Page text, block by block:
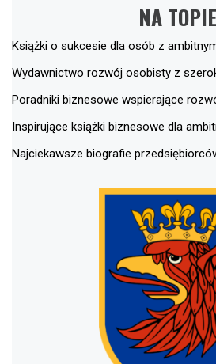
NA TOPIE
Książki o sukcesie dla osób z
Wydawnictwo rozwój osobisty z
Poradniki biznesowe wspierające
Inspirujące książki biznesowe dla
Najciekawsze biografie